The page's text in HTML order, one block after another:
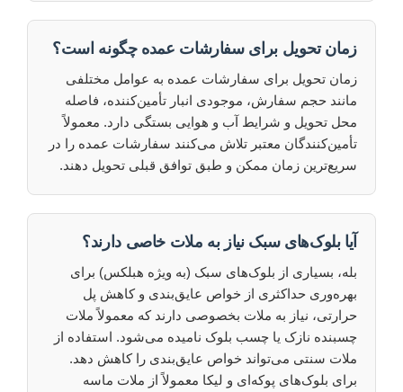
زمان تحویل برای سفارشات عمده چگونه است؟
زمان تحویل برای سفارشات عمده به عوامل مختلفی
مانند حجم سفارش، موجودی انبار تأمین‌کننده، فاصله
محل تحویل و شرایط آب و هوایی بستگی دارد. معمولاً
تأمین‌کنندگان معتبر تلاش می‌کنند سفارشات عمده را در
سریع‌ترین زمان ممکن و طبق توافق قبلی تحویل دهند.
آیا بلوک‌های سبک نیاز به ملات خاصی دارند؟
بله، بسیاری از بلوک‌های سبک (به ویژه هبلکس) برای
بهره‌وری حداکثری از خواص عایق‌بندی و کاهش پل
حرارتی، نیاز به ملات بخصوصی دارند که معمولاً ملات
چسبنده نازک یا چسب بلوک نامیده می‌شود. استفاده از
ملات سنتی می‌تواند خواص عایق‌بندی را کاهش دهد.
برای بلوک‌های پوکه‌ای و لیکا معمولاً از ملات ماسه